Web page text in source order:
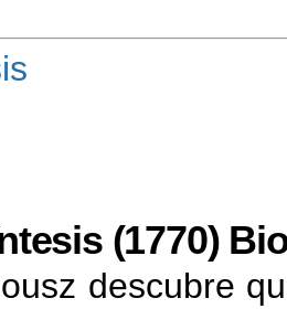
(1770)
descubre